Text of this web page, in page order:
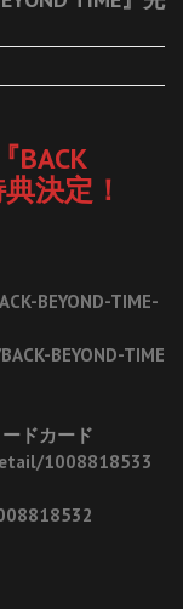
BACK
決定！
BEYOND-TIME-
BEYOND-TIME
ドカード
1008818533